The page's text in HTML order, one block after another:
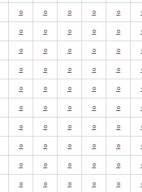
○ ○ ○ ○ ○
○ ○ ○ ○ ○
○ ○ ○ ○ ○
○ ○ ○ ○ ○
○ ○ ○ ○ ○
○ ○ ○ ○ ○
○ ○ ○ ○ ○
○ ○ ○ ○ ○
○ ○ ○ ○ ○
○ ○ ○ ○ ○